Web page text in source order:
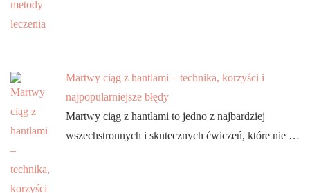
Martwy ciąg z hantlami – technika, korzyści i
najpopularniejsze błędy
Martwy ciąg z hantlami to jedno z najbardziej
wszechstronnych i skutecznych ćwiczeń, które nie …